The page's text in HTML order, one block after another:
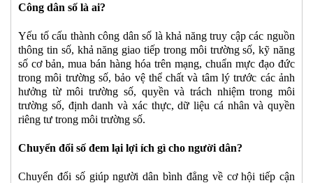
Công dân số là ai?
Yếu tố cấu thành công dân số là khả năng truy cập các nguồn
thông tin số, khả năng giao tiếp trong môi trường số, kỹ năng
số cơ bản, mua bán hàng hóa trên mạng, chuẩn mực đạo đức
trong môi trường số, bảo vệ thể chất và tâm lý trước các ảnh
hưởng từ môi trường số, quyền và trách nhiệm trong môi
trường số, định danh và xác thực, dữ liệu cá nhân và quyền
riêng tư trong môi trường số.
Chuyển đổi số đem lại lợi ích gì cho người dân?
Chuyển đổi số giúp người dân bình đẳng về cơ hội tiếp cận